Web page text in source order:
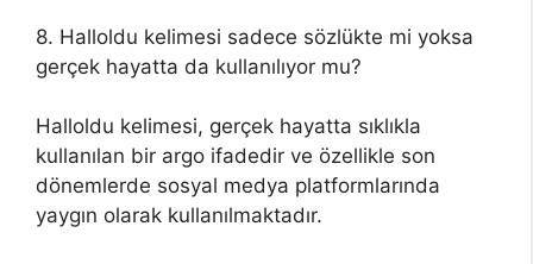
8. Halloldu kelimesi sadece sözlükte mi yoksa
gerçek hayatta da kullanılıyor mu?
Halloldu kelimesi, gerçek hayatta sıklıkla
kullanılan bir argo ifadedir ve özellikle son
dönemlerde sosyal medya platformlarında
yaygın olarak kullanılmaktadır.